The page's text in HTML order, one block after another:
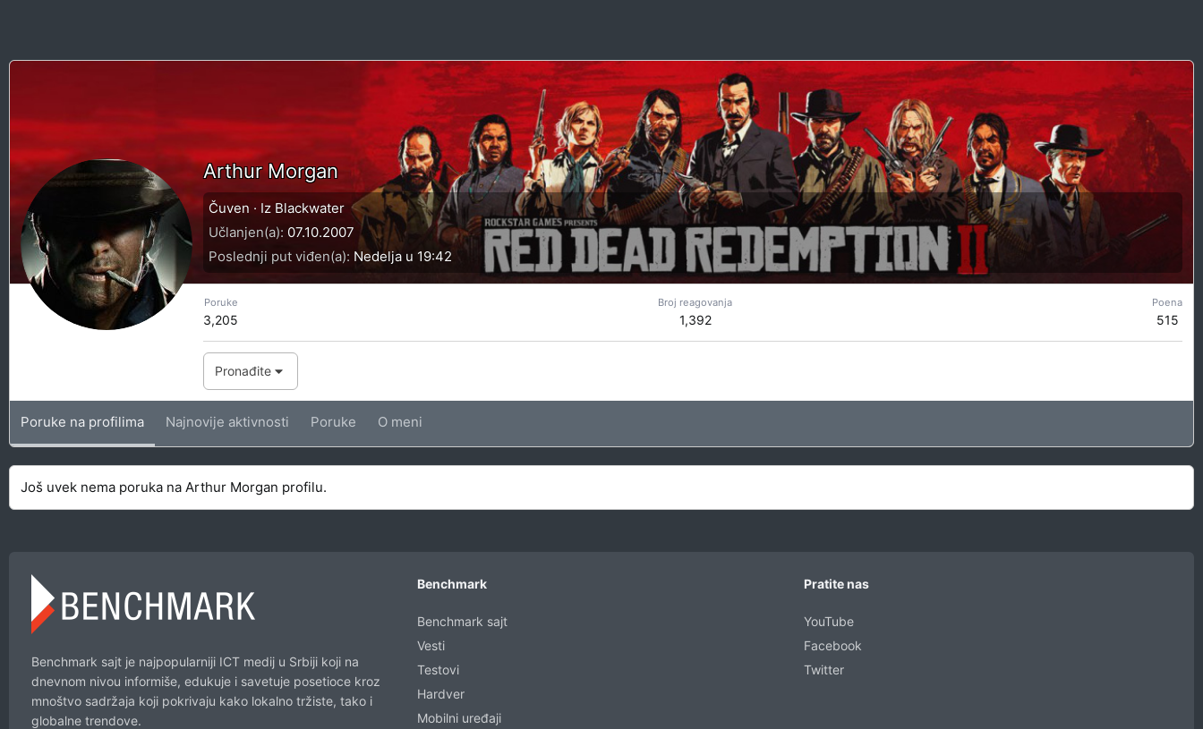
Arthur Morgan
Čuven · Iz Blackwater
Učlanjen(a) 07.10.2007
Poslednji put viđen(a) Nedelja u 19:42
Poruke
3,205
Broj reagovanja
1,392
Poena
515
Pronađite
Poruke na profilima Najnovije aktivnosti Poruke O meni
Još uvek nema poruka na Arthur Morgan profilu.
Benchmark sajt je najpopularniji ICT medij u Srbiji koji na
dnevnom nivou informiše, edukuje i savetuje posetioce kroz
mnoštvo sadržaja koji pokrivaju kako lokalno tržiste, tako i
globalne trendove.
Benchmark
Benchmark sajt
Vesti
Testovi
Hardver
Mobilni uređaji
Pratite nas
YouTube
Facebook
Twitter